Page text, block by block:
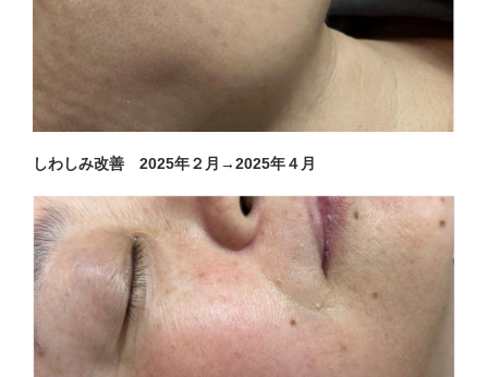
しわしみ改善 2025年２月→2025年４月